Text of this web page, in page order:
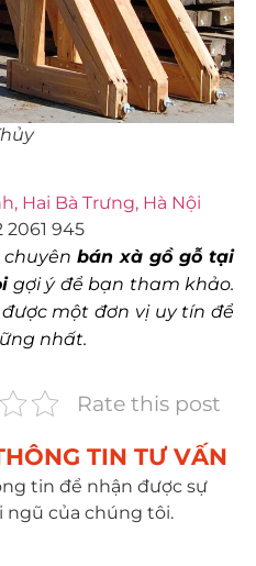
Hai Bà Trưng, Hà Nội
2061 945
chuyên bán xà gồ gỗ tại
gợi ý để bạn tham khảo.
một đơn vị uy tín để
nhất.
Rate this post
TIN TƯ VẤN​
tin để nhận được sự
ngũ của chúng tôi.